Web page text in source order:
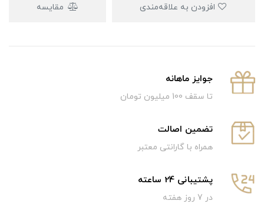
مقایسه
جوایز ماهانه
تا سقف 100 میلیون تومان
تضمین اصالت
همراه با گارانتی معتبر
پشتیبانی 24 ساعته
در 7 روز هفته